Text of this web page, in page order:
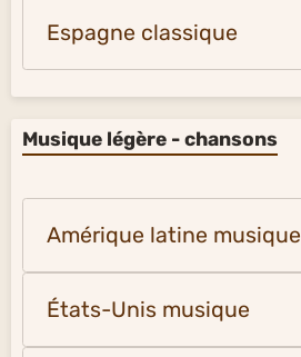
Espagne classique
Musique légère - chansons
Amérique latine musique
États-Unis musique